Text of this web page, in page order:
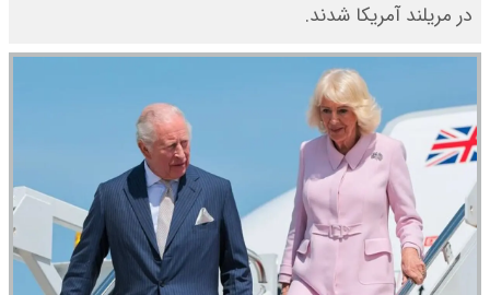
در مریلند آمریکا شدند.